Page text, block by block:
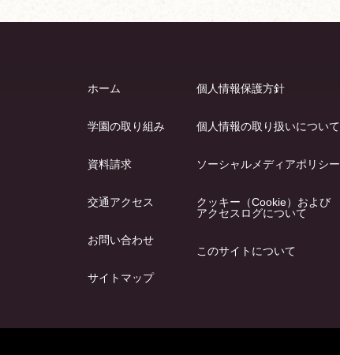
ホーム
学園の取り組み
資料請求
交通アクセス
お問い合わせ
サイトマップ
個人情報保護方針
個人情報の取り扱いについて
ソーシャルメディアポリシー
クッキー（Cookie）および
アクセスログについて
このサイトについて